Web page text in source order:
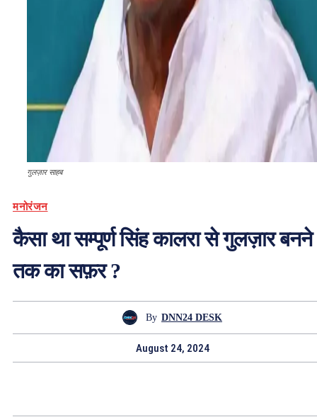
गुलज़ार साहब
मनोरंजन
कैसा था सम्पूर्ण सिंह कालरा से गुलज़ार बनने
तक का सफ़र ?
By DNN24 DESK
August 24, 2024